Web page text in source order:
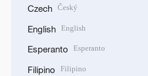
Czech Český
English English
Esperanto Esperanto
Filipino Filipino